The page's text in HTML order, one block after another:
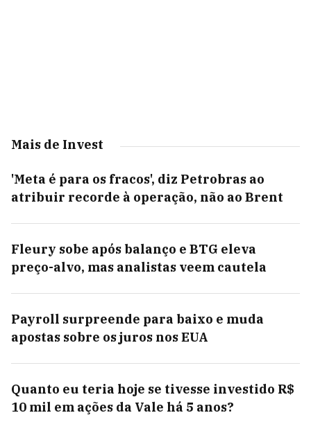
Mais de Invest
'Meta é para os fracos', diz Petrobras ao
atribuir recorde à operação, não ao Brent
Fleury sobe após balanço e BTG eleva
preço-alvo, mas analistas veem cautela
Payroll surpreende para baixo e muda
apostas sobre os juros nos EUA
Quanto eu teria hoje se tivesse investido R$
10 mil em ações da Vale há 5 anos?